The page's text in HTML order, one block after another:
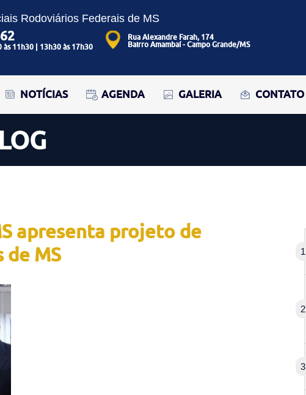
Rodoviários Federais de MS
às 11h30 | 13h30 às 17h30
Rua Alexandre Farah, 174
Bairro Amambaí - Campo Grande/MS
NOTÍCIAS AGENDA GALERIA CONTATO
apresenta projeto de
de MS
1
2
3